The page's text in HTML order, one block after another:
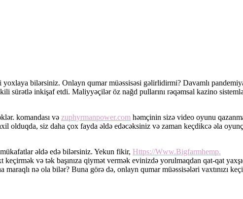
yoxlaya bilərsiniz. Onlayn qumar müəssisəsi gəlirlidirmi? Davamlı
sürətlə inkişaf etdi. Maliyyəçilər öz nağd pullarını rəqəmsal kazino
komandası və zuphyrmanpower.com həmçinin sizə video oyunu
olduqda, siz daha çox fayda əldə edəcəksiniz və zaman keçdikcə əla
əldə edə bilərsiniz. Yekun fikir, Https://Www.Bigfarmhemp.
və tək başınıza qiymət vermək evinizdə yorulmaqdan qat-qat
nə ola bilər? Buna görə də, onlayn qumar müəssisələri vaxtınızı